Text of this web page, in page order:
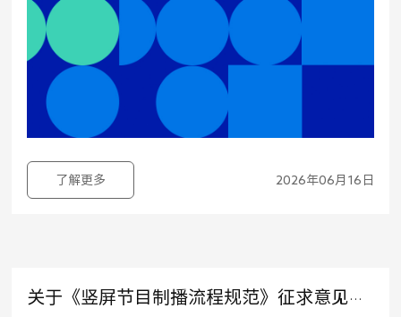
了解更多 2026年06月16日
关于《竖屏节目制播流程规范》征求意见稿公示的通知